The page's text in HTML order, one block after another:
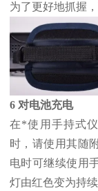
为了更好地抓握
6 对电池充电
在*使用手持式
时，请使用其随
电时可继续使用
灯由红色变为持续